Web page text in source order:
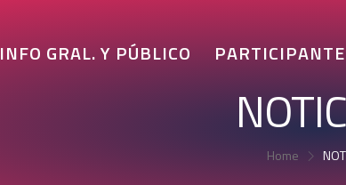
INFO GRAL. Y PÚBLICO
Home